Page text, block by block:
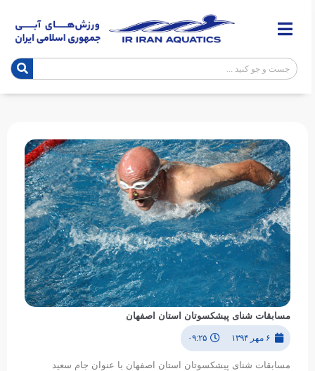
مسابقات شنای پیشکسوتان استان اصفهان
۶ مهر ۱۳۹۴ ۰۹:۲۵
مسابقات شنای پیشکسوتان استان اصفهان با عنوان جام سعید